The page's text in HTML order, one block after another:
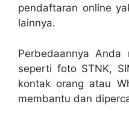
pendaftaran online
lainnya.
Perbedaannya Anda
seperti foto STNK,
kontak orang atau
membantu dan